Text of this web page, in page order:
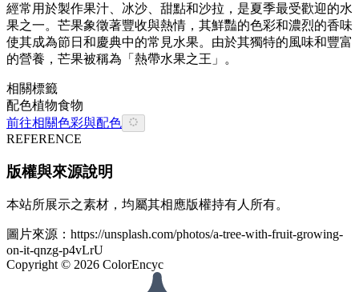
經常用於製作果汁、冰沙、甜點和沙拉，是夏季最受歡迎的水
果之一。芒果象徵著豐收與熱情，其鮮豔的色彩和濃烈的香味
使其成為節日和慶典中的常見水果。由於其獨特的風味和豐富
的營養，芒果被稱為「熱帶水果之王」。
相關標籤
配色植物食物
前往相關色彩與配色
REFERENCE
版權與來源說明
本站所展示之素材，均屬其相應版權持有人所有。
圖片來源： https://unsplash.com/photos/a-tree-with-fruit-growing-
on-it-qnzg-p4vLrU
Copyright © 2026 ColorEncyc